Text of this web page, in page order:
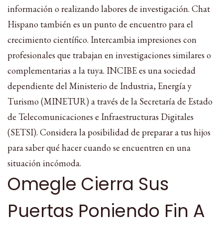
información o realizando labores de investigación. Chat
Hispano también es un punto de encuentro para el
crecimiento científico. Intercambia impresiones con
profesionales que trabajan en investigaciones similares o
complementarias a la tuya. INCIBE es una sociedad
dependiente del Ministerio de Industria, Energía y
Turismo (MINETUR) a través de la Secretaría de Estado
de Telecomunicaciones e Infraestructuras Digitales
(SETSI). Considera la posibilidad de preparar a tus hijos
para saber qué hacer cuando se encuentren en una
situación incómoda.
Omegle Cierra Sus
Puertas Poniendo Fin A